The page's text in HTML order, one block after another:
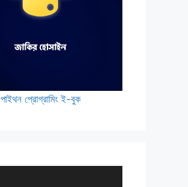
পাইথন প্রোগ্রামিং ই-বুক